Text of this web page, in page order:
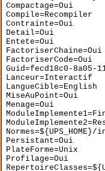
Compactage=Oui
Compile=Recompiler
Contrainte=Oui
Detail=Oui
Entete=Oui
FactoriserChaine=Oui
FactoriserCode=Oui
Guid=fecd18c0-8a05-
Lanceur=Interactif
LangueCible=English
MiseAuPoint=Oui
Menage=Oui
Persistant=Oui
PlateForme=Unix
Profilage=Oui